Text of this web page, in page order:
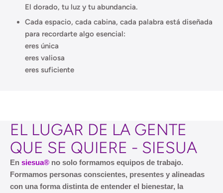
El dorado, tu luz y tu abundancia.
Cada espacio, cada cabina, cada palabra está diseñada
para recordarte algo esencial:
eres única
eres valiosa
eres suficiente
EL LUGAR DE LA GENTE
QUE SE QUIERE - SIESUA
En siesua® no solo formamos equipos de trabajo.
Formamos personas conscientes, presentes y alineadas
con una forma distinta de entender el bienestar, la